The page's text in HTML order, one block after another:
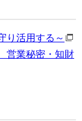
り活用する～
営業秘密・知財